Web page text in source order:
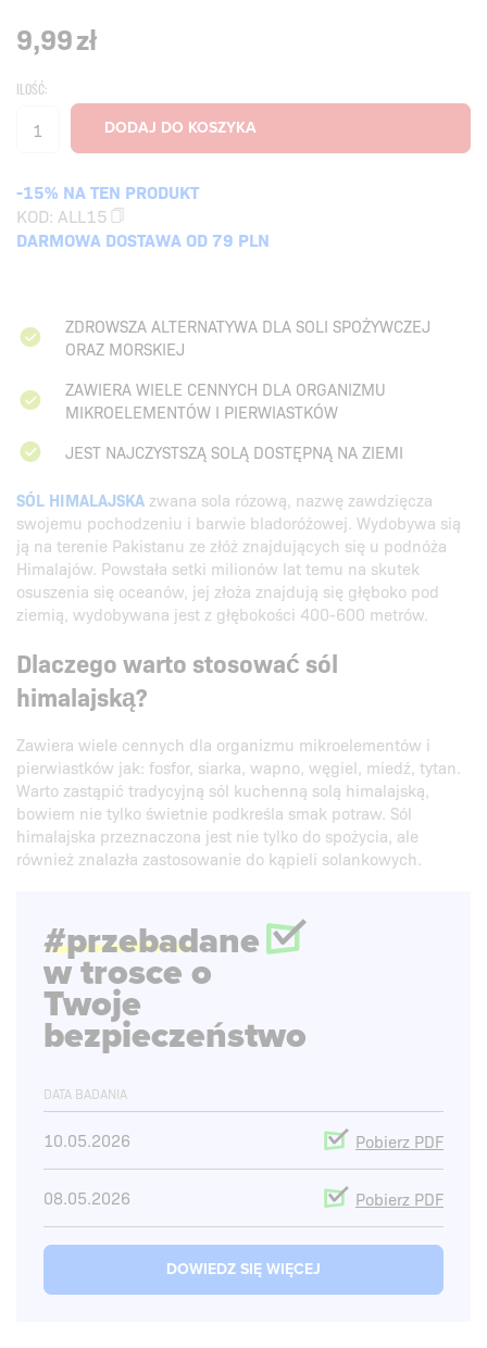
9,99zł
ILOŚĆ:
-15% NA TEN PRODUKT
KOD: ALL15
DARMOWA DOSTAWA OD 79 PLN
ZDROWSZA ALTERNATYWA DLA SOLI SPOŻYWCZEJ
ORAZ MORSKIEJ
ZAWIERA WIELE CENNYCH DLA ORGANIZMU
MIKROELEMENTÓW I PIERWIASTKÓW
JEST NAJCZYSTSZĄ SOLĄ DOSTĘPNĄ NA ZIEMI
SÓL HIMALAJSKA zwana sola rózową, nazwę zawdzięcza
swojemu pochodzeniu i barwie bladoróżowej. Wydobywa sią
ją na terenie Pakistanu ze złóż znajdujących się u podnóża
Himalajów. Powstała setki milionów lat temu na skutek
osuszenia się oceanów, jej złoża znajdują się głęboko pod
ziemią, wydobywana jest z głębokości 400-600 metrów.
Dlaczego warto stosować sól
himalajską?
Zawiera wiele cennych dla organizmu mikroelementów i
pierwiastków jak: fosfor, siarka, wapno, węgiel, miedź, tytan.
Warto zastąpić tradycyjną sól kuchenną solą himalajską,
bowiem nie tylko świetnie podkreśla smak potraw. Sól
himalajska przeznaczona jest nie tylko do spożycia, ale
również znalazła zastosowanie do kąpieli solankowych.
#przebadane
w trosce o
Twoje
bezpieczeństwo
DATA BADANIA
10.05.2026 Pobierz PDF
08.05.2026 Pobierz PDF
07.12.2023 Pobierz PDF
DOWIEDZ SIĘ WIĘCEJ